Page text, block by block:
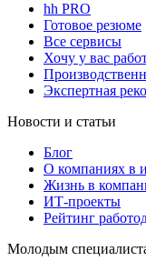
hh PRO
Готовое резюме
Все сервисы
Хочу у вас
Экспертная
Новости и статьи
Блог
О компаниях в
Жизнь в
ИТ-проекты
Рейтинг
Молодым